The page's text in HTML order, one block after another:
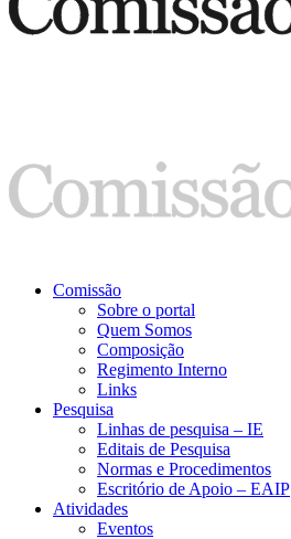
Comissão
Sobre o portal
Quem Somos
Composição
Regimento Interno
Links
Pesquisa
Linhas de pesquisa – IE
Editais de Pesquisa
Normas e Procedimentos
Escritório de Apoio – EAIP
Atividades
Eventos